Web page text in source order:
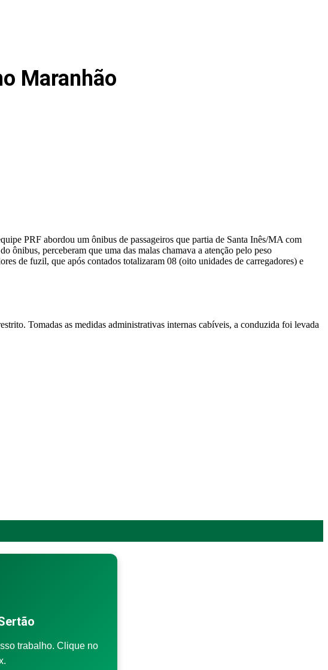
Maranhão
PRF abordou um ônibus de passageiros que partia de Santa Inês/MA com
ônibus, perceberam que uma das malas chamava a atenção pelo peso
de fuzil, que após contados totalizaram 08 (oito unidades de carregadores) e
Tomadas as medidas administrativas internas cabíveis, a conduzida foi levada
trabalho. Clique no